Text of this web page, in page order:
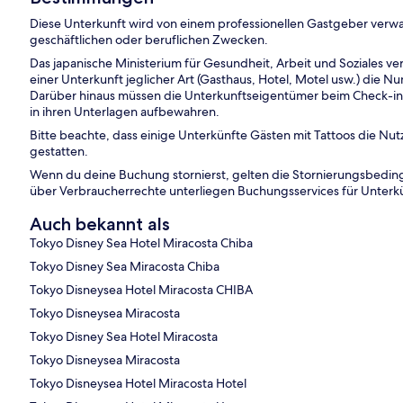
Diese Unterkunft wird von einem professionellen Gastgeber
geschäftlichen oder beruflichen Zwecken.
Das japanische Ministerium für Gesundheit, Arbeit und Soziales
einer Unterkunft jeglicher Art (Gasthaus, Hotel, Motel usw.) die
Darüber hinaus müssen die Unterkunftseigentümer beim Check-
in ihren Unterlagen aufbewahren.
Bitte beachte, dass einige Unterkünfte Gästen mit Tattoos die
gestatten.
Wenn du deine Buchung stornierst, gelten die
über Verbraucherrechte unterliegen Buchungsservices für
Auch bekannt als
Tokyo Disney Sea Hotel Miracosta Chiba
Tokyo Disney Sea Miracosta Chiba
Tokyo Disneysea Hotel Miracosta CHIBA
Tokyo Disneysea Miracosta
Tokyo Disney Sea Hotel Miracosta
Tokyo Disneysea Miracosta
Tokyo Disneysea Hotel Miracosta Hotel